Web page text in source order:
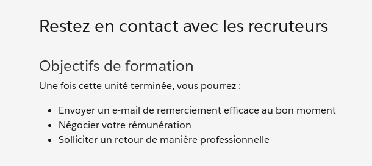
Restez en contact avec les recruteurs
Objectifs de formation
Une fois cette unité terminée, vous pourrez :
Envoyer un e-mail de remerciement efficace au bon moment
Négocier votre rémunération
Solliciter un retour de manière professionnelle